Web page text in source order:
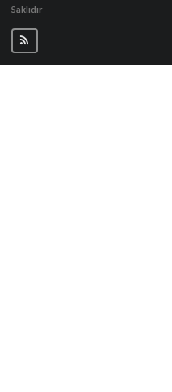
Saklıdır